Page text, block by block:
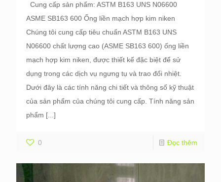
Cung cấp sản phẩm: ASTM B163 UNS N06600
ASME SB163 600 Ống liền mạch hợp kim niken
Chúng tôi cung cấp tiêu chuẩn ASTM B163 UNS
N06600 chất lượng cao (ASME SB163 600) ống liền
mạch hợp kim niken, được thiết kế đặc biệt để sử
dụng trong các dịch vụ ngưng tụ và trao đổi nhiệt.
Dưới đây là các tính năng chi tiết và thông số kỹ thuật
của sản phẩm của chúng tôi cung cấp. Tính năng sản
phẩm [...]
0 Đọc thêm